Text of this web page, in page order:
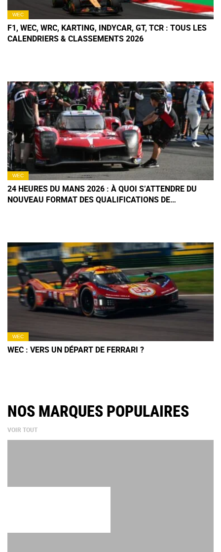
WEC
F1, WEC, WRC, KARTING, INDYCAR, GT, TCR : TOUS LES
CALENDRIERS & CLASSEMENTS 2026
WEC
24 HEURES DU MANS 2026 : À QUOI S’ATTENDRE DU
NOUVEAU FORMAT DES QUALIFICATIONS DE
WEC
WEC : VERS UN DÉPART DE FERRARI ?
NOS MARQUES POPULAIRES
VOIR TOUT